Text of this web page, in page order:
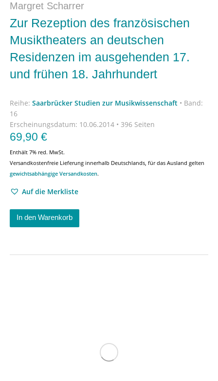
Margret Scharrer
Zur Rezeption des französischen
Musiktheaters an deutschen
Residenzen im ausgehenden 17.
und frühen 18. Jahrhundert
Reihe: Saarbrücker Studien zur Musikwissenschaft • Band:
16
Erscheinungsdatum: 10.06.2014 • 396 Seiten
69,90 €
Enthält 7% red. MwSt.
Versandkostenfreie Lieferung innerhalb Deutschlands, für das Ausland gelten
gewichtsabhängige Versandkosten.
Auf die Merkliste
In den Warenkorb